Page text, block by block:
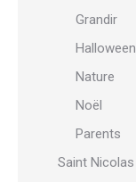
Grandir
Halloween
Nature
Noël
Parents
Saint Nicolas